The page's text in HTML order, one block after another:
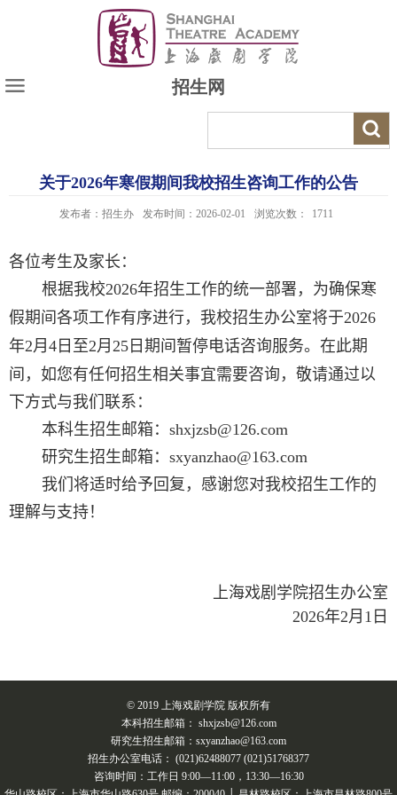
招生网
关于2026年寒假期间我校招生咨询工作的公告
发布者：招生办 发布时间：2026-02-01 浏览次数： 1711
各位考生及家长：
根据我校2026年招生工作的统一部署，为确保寒
假期间各项工作有序进行，我校招生办公室将于2026
年2月 4 日至2月 25 日期间暂停电话咨询服务。在此期
间，如您有任何招生相关事宜需要咨询，敬请通过以
下方式与我们联系：
本科生招生邮箱：shxjzsb@126.com
研究生招生邮箱：sxyanzhao@163.com
我们将适时给予回复，感谢您对我校招生工作的
理解与支持！
上海戏剧学院招生办公室
2026年2月1日
© 2019 上海戏剧学院 版权所有
本科招生邮箱： shxjzsb@126.com
研究生招生邮箱：sxyanzhao@163.com
招生办公室电话： (021)62488077 (021)51768377
咨询时间：工作日 9:00—11:00，13:30—16:30